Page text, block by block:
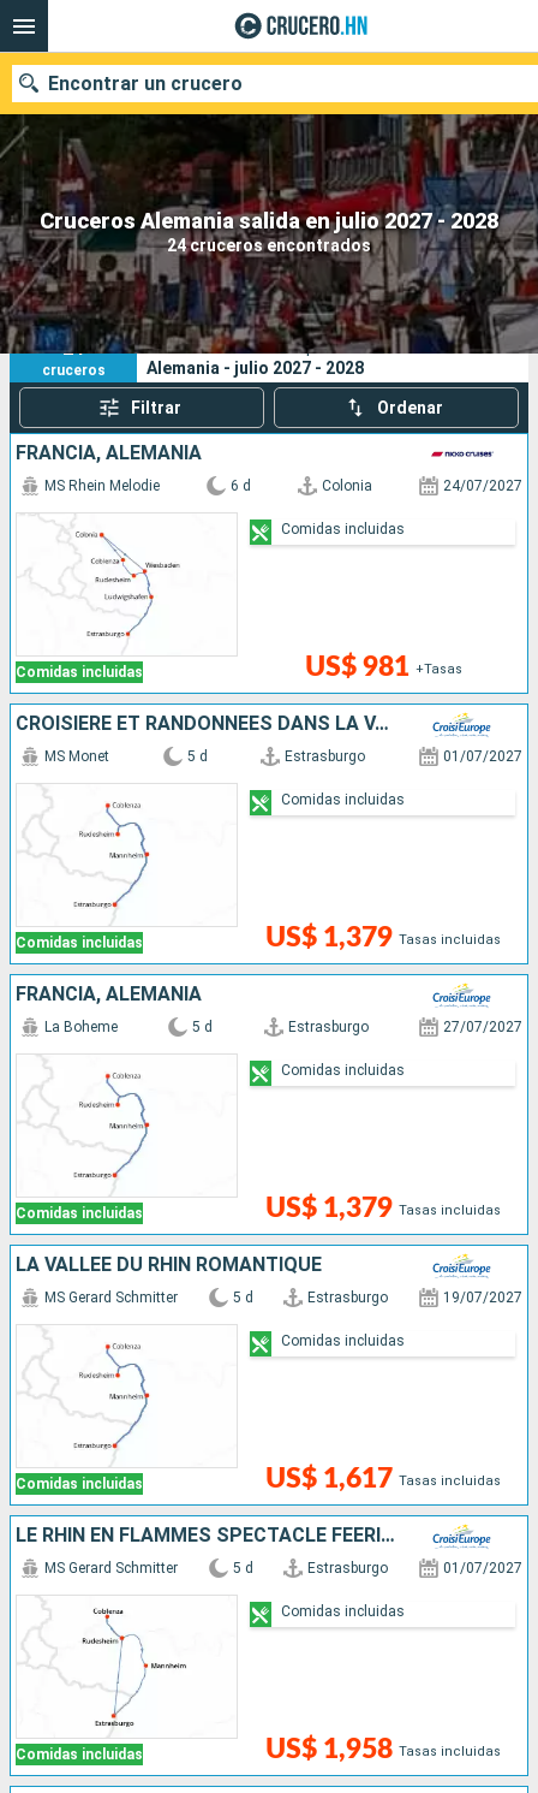
Cruceros Alemania salida en julio 2027 - 2028
24 cruceros encontrados
Encontrar un crucero
Nuestros destinos
Fecha de salida
Puertos Compañías
Buscar
24
cruceros
Sus criterios de búsqueda:
Alemania - julio 2027 - 2028
Filtrar Ordenar
FRANCIA, ALEMANIA
Comidas incluidas
MS Rhein Melodie 6 d Colonia 24/07/2027
US$ 981 +Tasas
Comidas incluidas
CROISIÈRE ET RANDONNÉES DANS LA VALLÉE DU RHIN - HISTOIRE, TRADITIONS ET AMBIANCE RHÉNANE
Comidas incluidas
MS Monet 5 d Estrasburgo 01/07/2027
US$ 1,379 Tasas incluidas
Comidas incluidas
FRANCIA, ALEMANIA
Comidas incluidas
La Boheme 5 d Estrasburgo 27/07/2027
US$ 1,379 Tasas incluidas
Comidas incluidas
LA VALLÉE DU RHIN ROMANTIQUE
Comidas incluidas
MS Gerard Schmitter 5 d Estrasburgo 19/07/2027
US$ 1,617 Tasas incluidas
Comidas incluidas
LE RHIN EN FLAMMES SPECTACLE FÉERIQUE AU FIL DE L'EAU(FORMULE PORT-PORT)
Comidas incluidas
MS Gerard Schmitter 5 d Estrasburgo 01/07/2027
US$ 1,958 Tasas incluidas
Comidas incluidas